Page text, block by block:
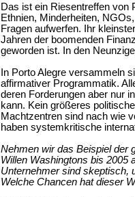
Das ist ein Riesentreffen von
Ethnien, Minderheiten,
Fragen aufwerfen. Ihr
Jahren der boomenden
geworden ist. In den
In Porto Alegre versammeln
affirmativer Programmatik.
deren Forderungen aber nur
kann. Kein größeres
Machtzentren sind nach wie
haben systemkritische
Nehmen wir das Beispiel der
Willen Washingtons bis 2005
Unternehmer sind skeptisch,
Welche Chancen hat dieser